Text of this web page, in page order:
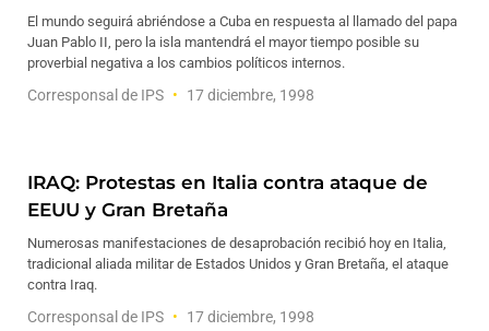
El mundo seguirá abriéndose a Cuba en respuesta al llamado del papa
Juan Pablo II, pero la isla mantendrá el mayor tiempo posible su
proverbial negativa a los cambios políticos internos.
Corresponsal de IPS 17 diciembre, 1998
IRAQ: Protestas en Italia contra ataque de
EEUU y Gran Bretaña
Numerosas manifestaciones de desaprobación recibió hoy en Italia,
tradicional aliada militar de Estados Unidos y Gran Bretaña, el ataque
contra Iraq.
Corresponsal de IPS 17 diciembre, 1998